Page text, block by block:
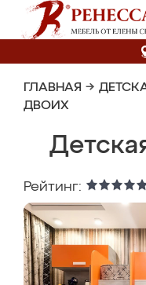
ГЛАВНАЯ →
ДВОИХ
Рейтинг: